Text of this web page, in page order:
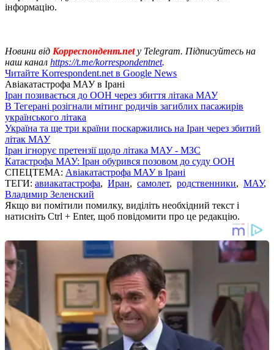
інформацію.
Новини від Корреспондент.net у Telegram. Підписуйтесь на
наш канал https://t.me/korrespondentnet.
Читайте Korrespondent.net в Google News
Авіакатастрофа МАУ в Ірані
Іран позивається до ООН через збиття літака МАУ
В Тегерані розігнали мітинг родичів загиблих пасажирів
українського літака
Україна та ще три країни поскаржились на Іран через збитий
літак МАУ
Іран ігнорує претензії щодо літака МАУ - МЗС
Катастрофа МАУ: Іран обурився позовом до суду ООН
СПЕЦТЕМА: Авіакатастрофа МАУ в Ірані
ТЕГИ: авиакатастрофа, Иран, самолет, родственники, МАУ,
Владимир Зеленский
Якщо ви помітили помилку, виділіть необхідний текст і
натисніть Ctrl + Enter, щоб повідомити про це редакцію.